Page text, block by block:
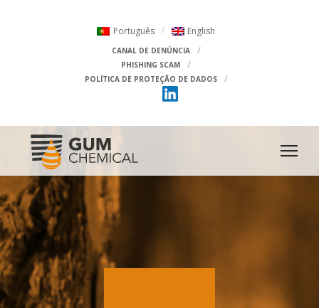
Português English
CANAL DE DENÚNCIA
PHISHING SCAM
POLÍTICA DE PROTEÇÃO DE DADOS